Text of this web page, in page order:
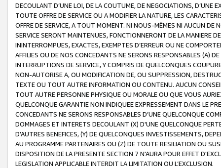
DECOULANT D’UNE LOI, DE LA COUTUME, DE NEGOCIATIONS, D’UNE
TOUTE OFFRE DE SERVICE OU A MODIFIER LA NATURE, LES
OFFRE DE SERVICE, A TOUT MOMENT. NI NOUS-MÊMES NI AUCUN DE
SERVICE SERONT MAINTENUES, FONCTIONNERONT DE LA MANIERE
ININTERROMPUES, EXACTES, EXEMPTES D’ERREUR OU NE
AFFILIES OU DE NOS CONCEDANTS NE SERONS RESPONSABLES (A)
INTERRUPTIONS DE SERVICE, Y COMPRIS DE QUELCONQUES
NON-AUTORISE A, OU MODIFICATION DE, OU SUPPRESSION,
TEXTE OU TOUT AUTRE INFORMATION OU CONTENU. AUCUN
TOUT AUTRE PERSONNE PHYSIQUE OU MORALE OU QUE VOUS
QUELCONQUE GARANTIE NON INDIQUEE EXPRESSEMENT DANS LE
CONCEDANTS NE SERONS RESPONSABLES D’UNE QUELCONQUE
DOMMAGES ET INTERETS DECOULANT (X) D'UNE QUELCONQUE
D'AUTRES BENEFICES, (Y) DE QUELCONQUES INVESTISSEMENTS,
AU PROGRAMME PARTENAIRES OU (Z) DE TOUTE RESILIATION OU
DISPOSITION DE LA PRESENTE SECTION 7 N'AURA POUR EFFET
LEGISLATION APPLICABLE INTERDIT LA LIMITATION OU L’EXCLUSION.